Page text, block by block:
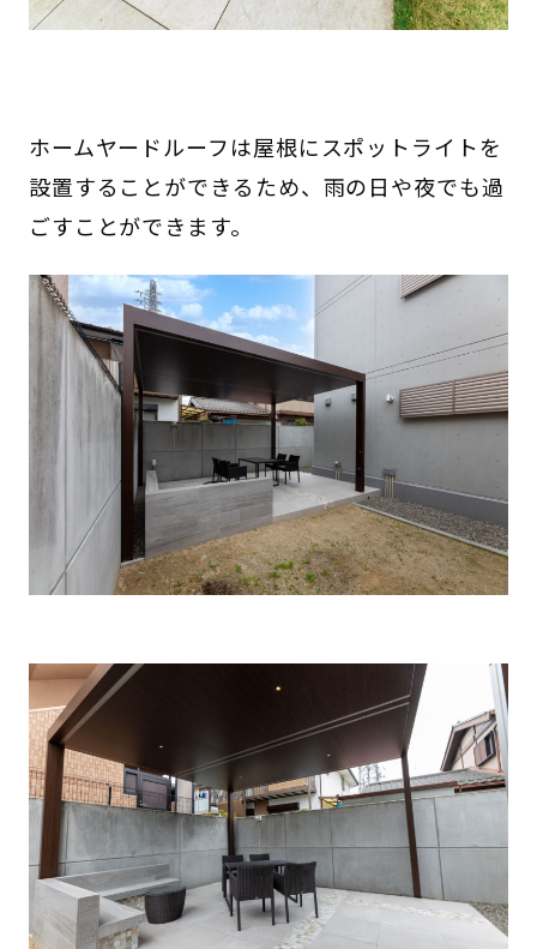
ホームヤードルーフは屋根にスポットライトを
設置することができるため、雨の日や夜でも過
ごすことができます。